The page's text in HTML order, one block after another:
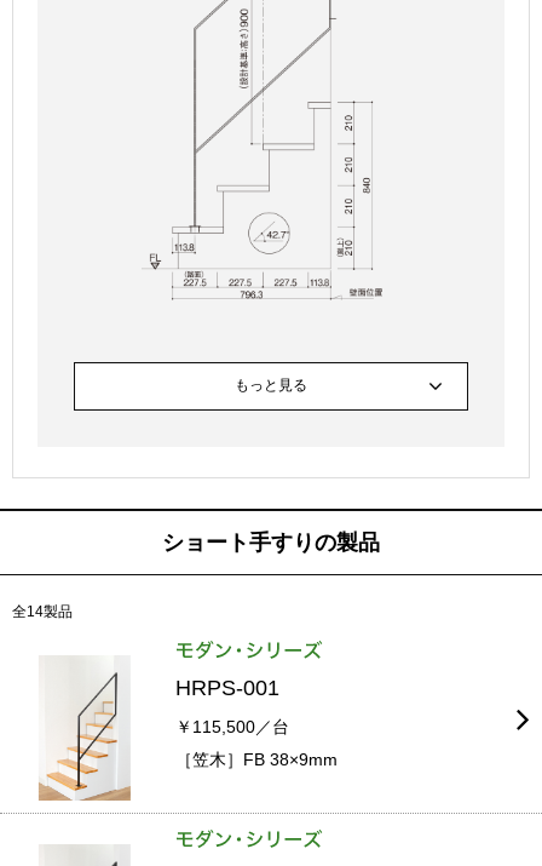
もっと見る
ショート手すりの製品
全14製品
HRPS-001
￥115,500／台
［笠木］FB 38×9mm